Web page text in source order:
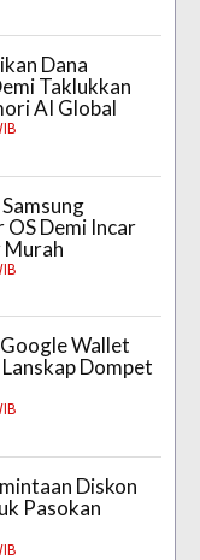
Dana
Taklukkan
AI Global
Demi Incar
Murah
Wallet
Dompet
Diskon
Pasokan